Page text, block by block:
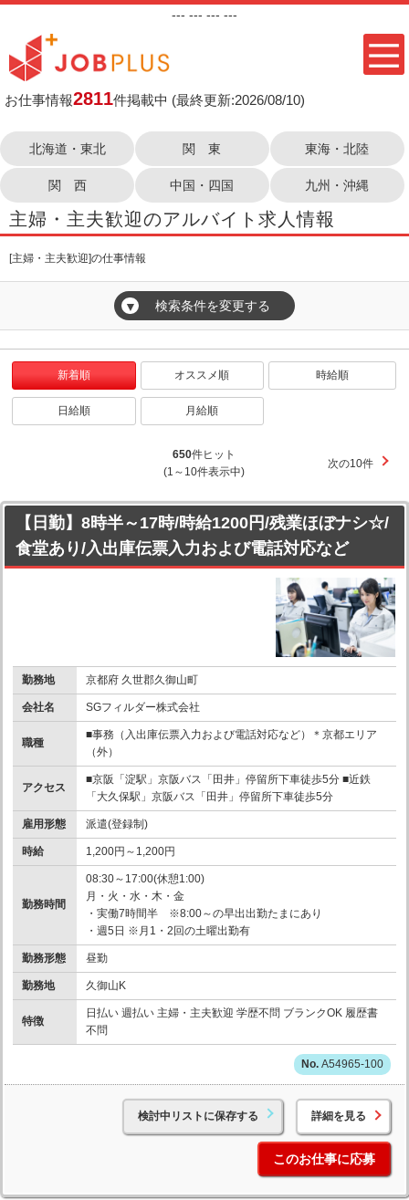
--- --- --- ---
お仕事情報2811件掲載中 (最終更新:2026/08/10)
北海道・東北 関 東 東海・北陸
関 西 中国・四国 九州・沖縄
主婦・主夫歓迎のアルバイト求人情報
[主婦・主夫歓迎]の仕事情報
▼ 検索条件を変更する
新着順 オススメ順 時給順
日給順 月給順
650件ヒット
(1～10件表示中)
次の10件
【日勤】8時半～17時/時給1200円/残業ほぼナシ☆/
食堂あり/入出庫伝票入力および電話対応など
勤務地 京都府 久世郡久御山町
会社名 SGフィルダー株式会社
職種
■事務（入出庫伝票入力および電話対応など）＊京都エリア
（外）
アクセス
■京阪「淀駅」京阪バス「田井」停留所下車徒歩5分 ■近鉄
「大久保駅」京阪バス「田井」停留所下車徒歩5分
雇用形態 派遣(登録制)
時給 1,200円～1,200円
勤務時間
08:30～17:00(休憩1:00)
月・火・水・木・金
・実働7時間半 ※8:00～の早出出勤たまにあり
・週5日 ※月1・2回の土曜出勤有
勤務形態 昼勤
勤務地 久御山K
特徴
日払い 週払い 主婦・主夫歓迎 学歴不問 ブランクOK 履歴書
不問
A54965-100
検討中リストに保存する 詳細を見る
このお仕事に応募